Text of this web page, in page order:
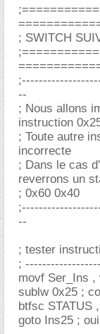
; SWITCH
--
; Nous allons
instruction
; Toute autre
incorrecte
; Dans le cas
reverrons un
; 0x60 0x40
--
; tester
;
movf Ser_Ins
sublw 0x25 ;
btfsc STATUS
goto Ins25 ;